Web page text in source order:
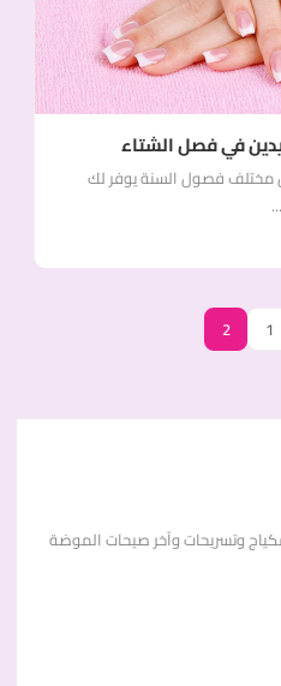
في فصل الشتاء
مختلف فصول السنة يوفر لك
1
2
وتسريحات وآخر صيحات الموضة